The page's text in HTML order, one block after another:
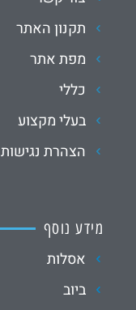
תקנון האתר
מפת אתר
כללי
בעלי מקצוע
הצהרת נגישות
מידע נוסף
אסלות
ביוב